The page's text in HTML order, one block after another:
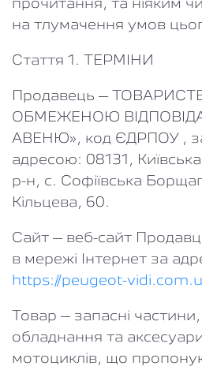
прочитання, та ніяким
на тлумачення умов
Стаття 1. ТЕРМІНИ
Продавець –
ОБМЕЖЕНОЮ
АВЕНЮ», код ЄДРПОУ ,
адресою: 08131,
р-н, с. Софіївська
Кільцева, 60.
Сайт – веб-сайт
в мережі Інтернет за
https://peugeot-
Товар – запасні
обладнання та
мотоциклів, що